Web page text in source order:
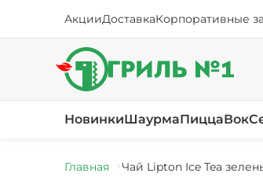
АкцииДоставкаКорпоративные
НовинкиШаурмаПиццаВок
Главная Чай Lipton Ice Tea